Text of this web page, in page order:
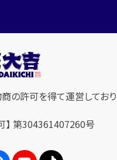
の許可を得て運営しており
】 第304361407260号